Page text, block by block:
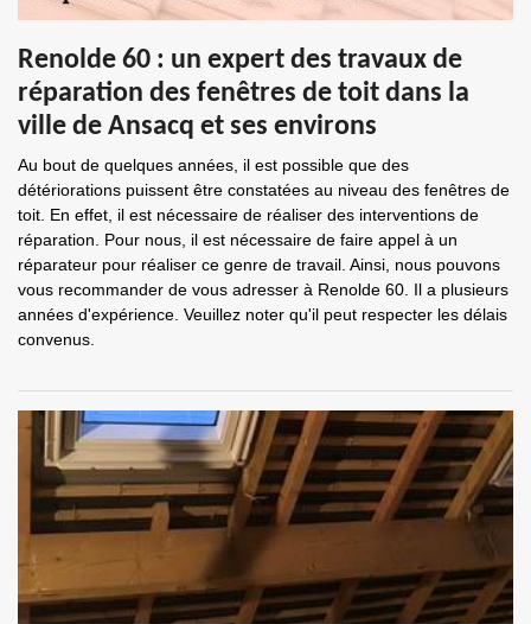
Renolde 60 : un expert des travaux de
réparation des fenêtres de toit dans la
ville de Ansacq et ses environs
Au bout de quelques années, il est possible que des
détériorations puissent être constatées au niveau des fenêtres de
toit. En effet, il est nécessaire de réaliser des interventions de
réparation. Pour nous, il est nécessaire de faire appel à un
réparateur pour réaliser ce genre de travail. Ainsi, nous pouvons
vous recommander de vous adresser à Renolde 60. Il a plusieurs
années d'expérience. Veuillez noter qu'il peut respecter les délais
convenus.